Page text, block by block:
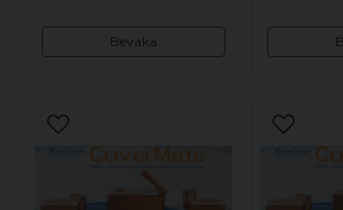
Bevaka